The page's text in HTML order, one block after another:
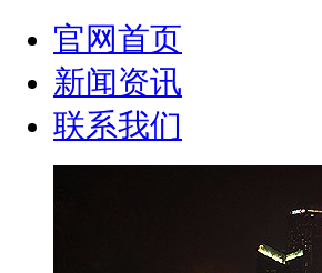
官网首页
新闻资讯
联系我们